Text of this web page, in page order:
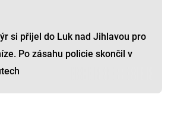
si přijel do Luk nad Jihlavou pro
Po zásahu policie skončil v